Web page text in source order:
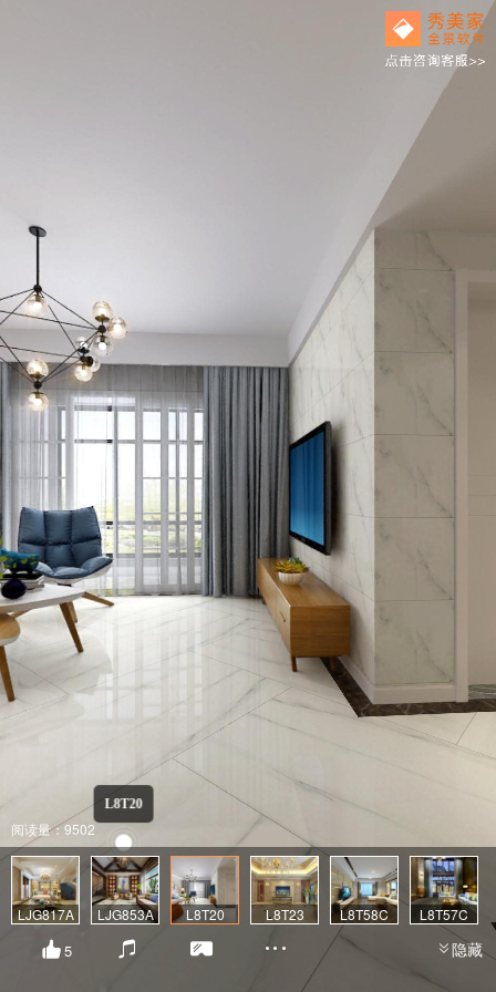
L8T20
阅读量：9502
LJG817A LJG853A L8T20 L8T23 L8T58C L8T57C
5 隐藏